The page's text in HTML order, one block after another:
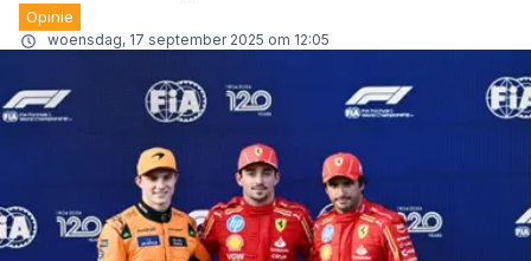
Opinie
woensdag, 17 september 2025 om 12:05